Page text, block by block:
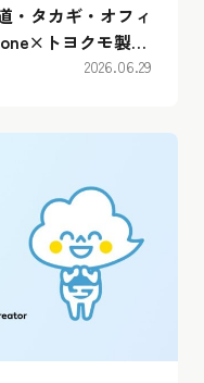
・タカギ・オフィ
トヨクモ製品
2026.06.29